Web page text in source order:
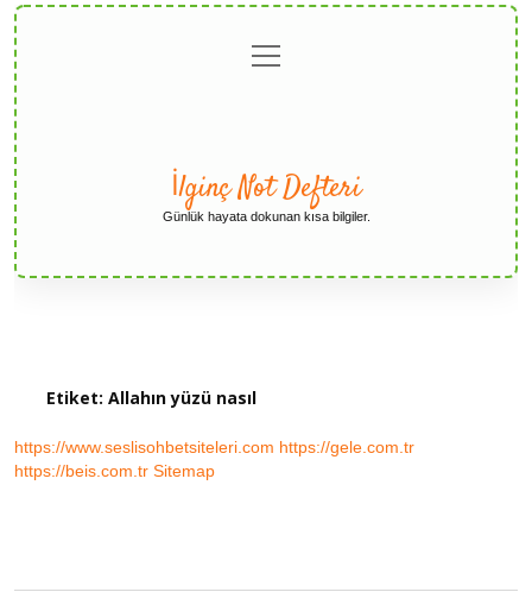
menüyü
aç
İlginç Not Defteri
Günlük hayata dokunan kısa bilgiler.
Etiket: Allahın yüzü nasıl
https://www.seslisohbetsiteleri.com https://gele.com.tr
https://beis.com.tr Sitemap